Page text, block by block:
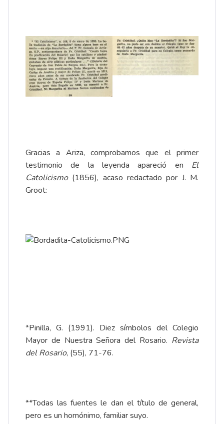
Gracias a Ariza, comprobamos que el primer
testimonio de la leyenda apareció en El
Catolicismo(1856), acaso redactado por J. M.
Groot:
*Pinilla, G. (1991). Diez símbolos del Colegio
Mayor de Nuestra Señora del Rosario. Revista
del Rosario, (55), 71-76.
**Todas las fuentes le dan el título de general,
pero es un homónimo, familiar suyo.